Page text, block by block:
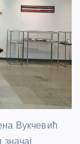
Вукчевић